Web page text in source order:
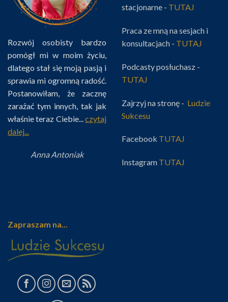
Rozwój osobisty bardzo
pomógł mi w moim życiu,
dlatego stał się moją pasją i
sprawia mi ogromną radość.
Postanowiłam, że zacznę
zarażać tym innych, tak jak
właśnie teraz Ciebie...
czytaj
dalej...
Anna Antoniak
stacjonarne - TUTAJ
Praca ze mną na sesjach i
konsultacjach - TUTAJ
Podcasty posłuchasz -
TUTAJ
Zajrzyj na stronę - Ludzie
Sukcesu
Facebook TUTAJ
Instagram TUTAJ
Zapraszam na...